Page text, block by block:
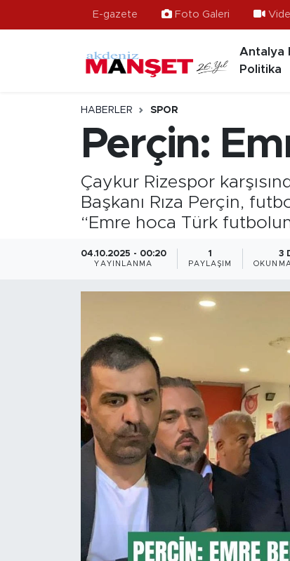
E-gazete Foto Galeri
Antalya
Politika
HABERLER SPOR
Perçin:
Çaykur Rizespor
Başkanı Rıza Perçin,
“Emre hoca Türk
04.10.2025 - 00:20
YAYINLANMA
1
PAYLAŞIM
3
Ekonomi
Gündem
Özel Haber
Politika
Resmi İlanlar
Turizm
Antalya Nöbetçi Eczaneler
Antalya Namaz Vakitleri
Antalya Trafik Yoğunluk Haritası
Süper Lig Puan Durumu ve Fikstür
Tüm Manşetler
Son Dakika Haberleri